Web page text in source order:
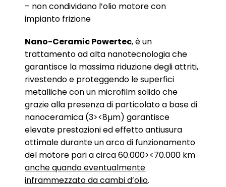
– non condividano l’olio motore con
impianto frizione
Nano-Ceramic Powertec, è un
trattamento ad alta nanotecnologia che
garantisce la massima riduzione degli attriti,
rivestendo e proteggendo le superfici
metalliche con un microfilm solido che
grazie alla presenza di particolato a base di
nanoceramica (3><8µm) garantisce
elevate prestazioni ed effetto antiusura
ottimale durante un arco di funzionamento
del motore pari a circa 60.000><70.000 km
anche quando eventualmente
inframmezzato da cambi d’olio.